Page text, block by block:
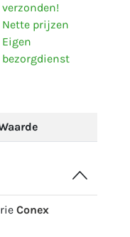
verzonden!
Nette prijzen
Eigen
bezorgdienst
Conex